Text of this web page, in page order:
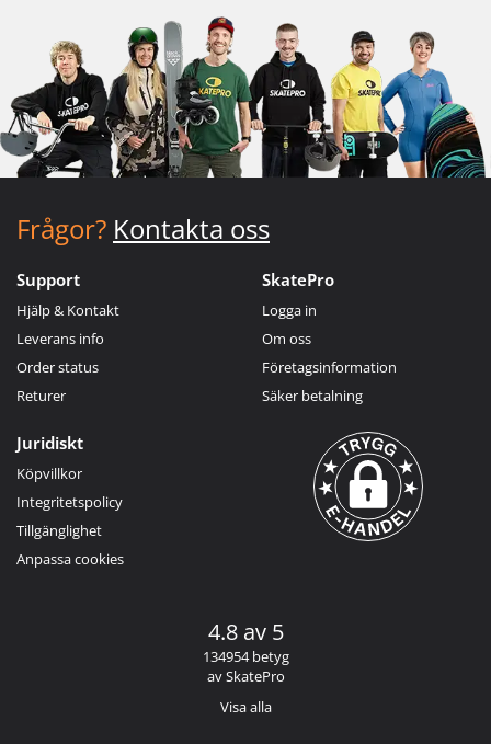
Frågor? Kontakta oss
Support
Hjälp & Kontakt
Leverans info
Order status
Returer
SkatePro
Logga in
Om oss
Företagsinformation
Säker betalning
Juridiskt
Köpvillkor
Integritetspolicy
Tillgänglighet
Anpassa cookies
4.8 av 5
134954 betyg
av SkatePro
Visa alla